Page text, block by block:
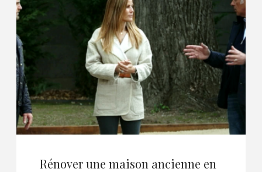
Rénover une maison ancienne en